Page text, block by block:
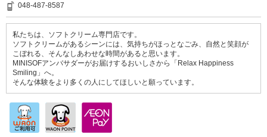
048-487-8587
私たちは、ソフトクリーム専門店です。
ソフトクリームがあるシーンには、気持ちがほっとなごみ、自然と笑顔が
こぼれる、そんなしあわせな時間があると思います。
MINISOFアンバサダーがお届けするおいしさから「Relax Happiness
Smiling」へ。
そんな体験をより多くの人にしてほしいと願っています。